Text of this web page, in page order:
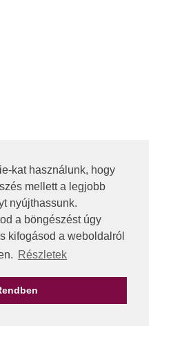
kat használunk, hogy
mellett a legjobb
nyújthassunk.
a böngészést úgy
kifogásod a weboldalról
Részletek